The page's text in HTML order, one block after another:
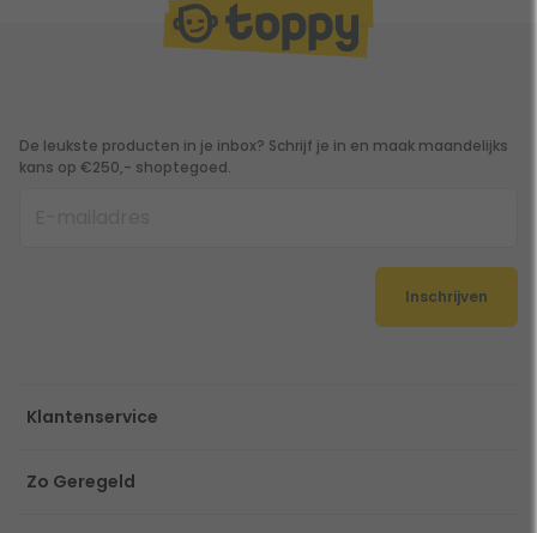
De leukste producten in je inbox? Schrijf je in en maak maandelijks
kans op €250,- shoptegoed.
Inschrijven
Klantenservice
Zo Geregeld